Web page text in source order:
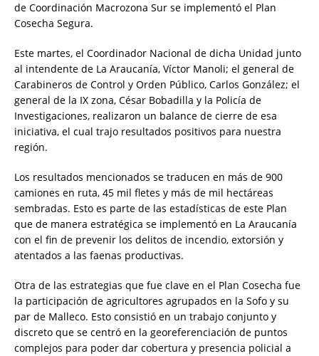
de Coordinación Macrozona Sur se implementó el Plan
Cosecha Segura.
Este martes, el Coordinador Nacional de dicha Unidad junto
al intendente de La Araucanía, Víctor Manoli; el general de
Carabineros de Control y Orden Público, Carlos González; el
general de la IX zona, César Bobadilla y la Policía de
Investigaciones, realizaron un balance de cierre de esa
iniciativa, el cual trajo resultados positivos para nuestra
región.
Los resultados mencionados se traducen en más de 900
camiones en ruta, 45 mil fletes y más de mil hectáreas
sembradas. Esto es parte de las estadísticas de este Plan
que de manera estratégica se implementó en La Araucanía
con el fin de prevenir los delitos de incendio, extorsión y
atentados a las faenas productivas.
Otra de las estrategias que fue clave en el Plan Cosecha fue
la participación de agricultores agrupados en la Sofo y su
par de Malleco. Esto consistió en un trabajo conjunto y
discreto que se centró en la georeferenciación de puntos
complejos para poder dar cobertura y presencia policial a